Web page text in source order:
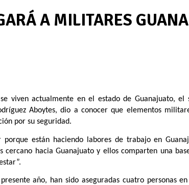
A MILITARES
viven actualmente en el estado de Guanajuato, el
Aboytes, dio a conocer que elementos
por su seguridad.
porque están haciendo labores de trabajo en
hacia Guanajuato y ellos comparten una
año, han sido aseguradas cuatro personas